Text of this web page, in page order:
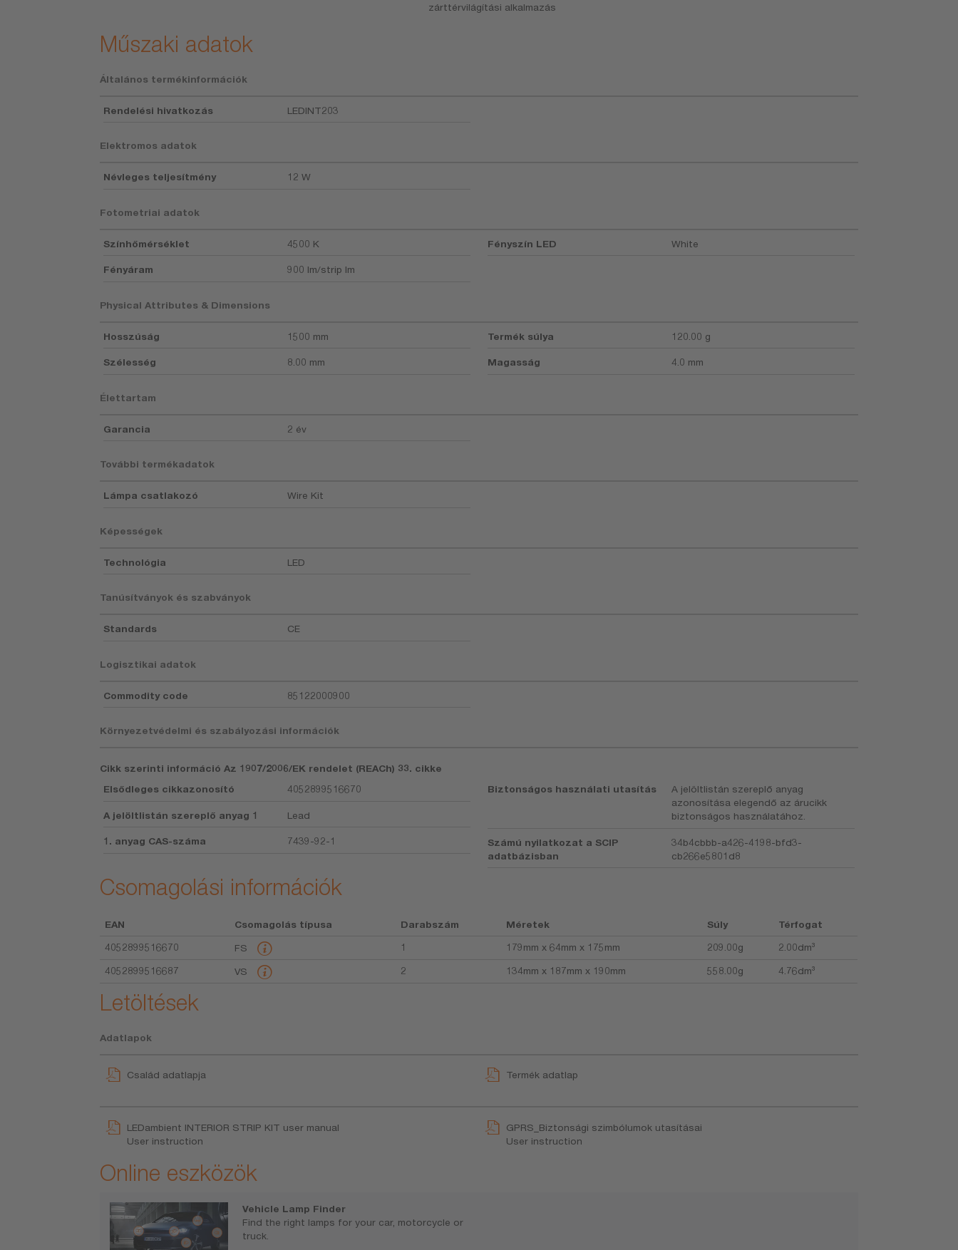
zárttérvilágítási alkalmazás
Műszaki adatok
Általános termékinformációk
Rendelési hivatkozás LEDINT203
Elektromos adatok
Névleges teljesítmény 12 W
Fotometriai adatok
Színhőmérséklet 4500 K
Fényáram 900 lm/strip lm
Fényszín LED White
Physical Attributes & Dimensions
Hosszúság 1500 mm
Szélesség 8.00 mm
Termék súlya 120.00 g
Magasság 4.0 mm
Élettartam
Garancia 2 év
További termékadatok
Lámpa csatlakozó Wire Kit
Képességek
Technológia LED
Tanúsítványok és szabványok
Standards CE
Logisztikai adatok
Commodity code 85122000900
Környezetvédelmi és szabályozási információk
Cikk szerinti információ Az 1907/2006/EK rendelet (REACh) 33. cikke
Elsődleges cikkazonosító
4052899516670
A jelöltlistán szereplő anyag 1 Lead
1. anyag CAS-száma 7439-92-1
Biztonságos használati utasítás
A jelöltlistán szereplő anyag
azonosítása elegendő az árucikk
biztonságos használatához.
Számú nyilatkozat a SCIP
adatbázisban
34b4cbbb-a426-4198-bfd3-
cb266e5801d8
Csomagolási információk
EAN Csomagolás típusa Darabszám Méretek Súly
Térfogat
4052899516670
FS 1 179mm x 64mm x 175mm 209.00g 2.00dm³
4052899516687 VS 2 134mm x 187mm x 190mm 558.00g 4.76dm³
Letöltések
Adatlapok
Család adatlapja Termék adatlap
LEDambient INTERIOR STRIP KIT user manual
User instruction
GPRS_Biztonsági szimbólumok utasításai
User instruction
Online eszközök
Vehicle Lamp Finder
Find the right lamps for your car, motorcycle or
truck.